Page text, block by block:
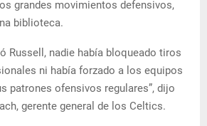
grandes movimientos defensivos,
biblioteca.
Russell, nadie había bloqueado tiros
ni había forzado a los equipos
patrones ofensivos regulares”, dijo
gerente general de los Celtics.